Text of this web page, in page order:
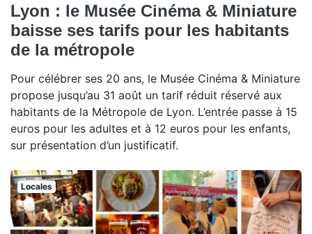
Lyon : le Musée Cinéma & Miniature
baisse ses tarifs pour les habitants
de la métropole
Pour célébrer ses 20 ans, le Musée Cinéma & Miniature
propose jusqu’au 31 août un tarif réduit réservé aux
habitants de la Métropole de Lyon. L’entrée passe à 15
euros pour les adultes et à 12 euros pour les enfants,
sur présentation d’un justificatif.
Locales